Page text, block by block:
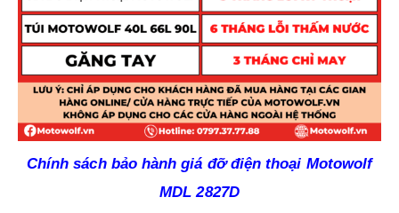
Chính sách bảo hành giá đỡ điện thoại Motowolf
MDL 2827D